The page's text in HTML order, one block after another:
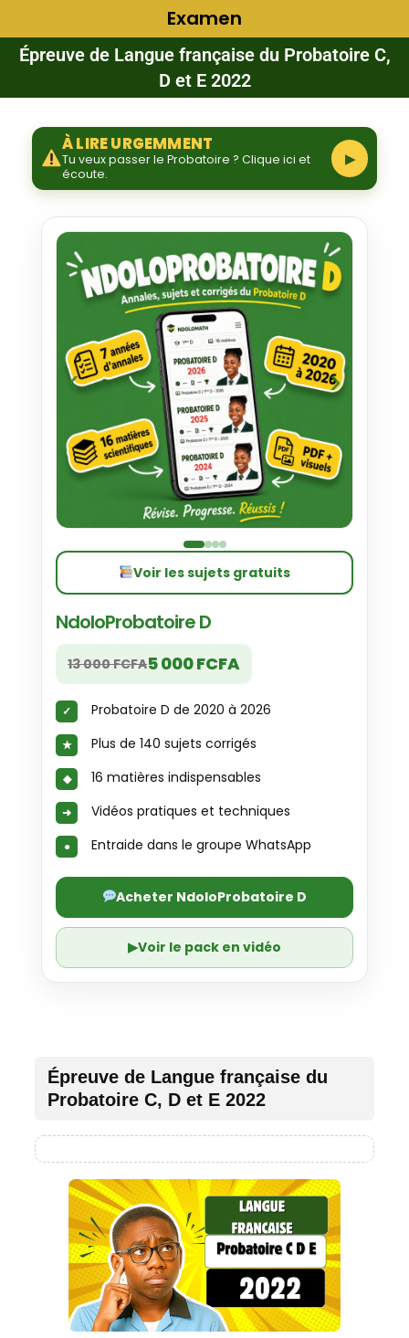
Examen
Épreuve de Langue française du Probatoire C,
D et E 2022
À LIRE URGEMMENT
Tu veux passer le Probatoire ? Clique ici et
écoute.
▶
‹ ›
Voir les sujets gratuits
NdoloProbatoire D
13 000 FCFA5 000 FCFA
Probatoire D de 2020 à 2026
Plus de 140 sujets corrigés
16 matières indispensables
Vidéos pratiques et techniques
Entraide dans le groupe WhatsApp
Acheter NdoloProbatoire D
▶Voir le pack en vidéo
Épreuve de Langue française du
Probatoire C, D et E 2022